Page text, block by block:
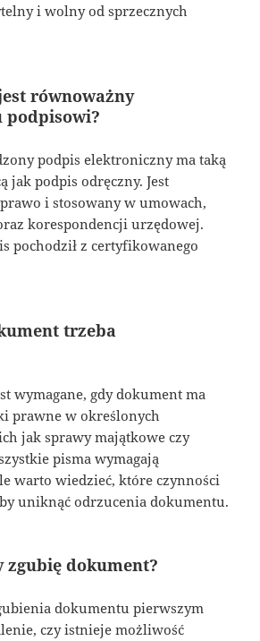
i wolny od sprzecznych
równoważny
podpisowi?
podpis elektroniczny ma taką
jak podpis odręczny. Jest
i stosowany w umowach,
korespondencji urzędowej.
pochodził z certyfikowanego
trzeba
wymagane, gdy dokument ma
prawne w określonych
jak sprawy majątkowe czy
pisma wymagają
warto wiedzieć, które czynności
uniknąć odrzucenia dokumentu.
zgubię dokument?
dokumentu pierwszym
czy istnieje możliwość